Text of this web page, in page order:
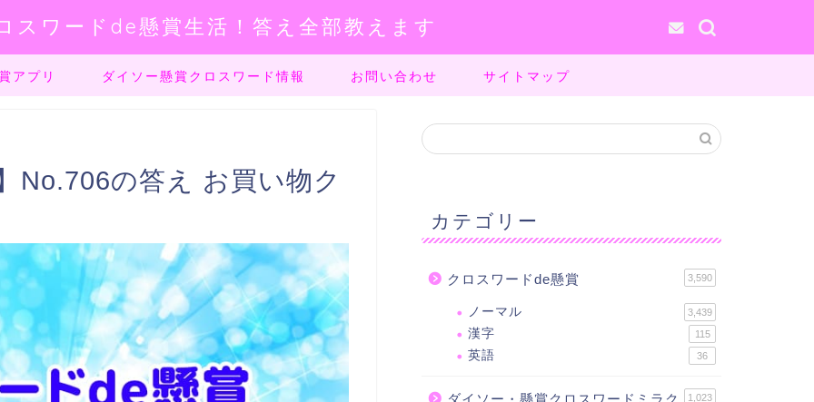
スワードde懸賞生活！答え全部教えます
アプリ ダイソー懸賞クロスワード情報 お問い合わせ サイトマップ
No.706の答え お買い物ク
カテゴリー
クロスワードde懸賞 3,590
ノーマル 3,439
漢字 115
英語 36
ダイソー・懸賞クロスワードミラク
1,023